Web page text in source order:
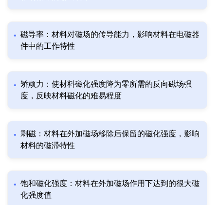
磁导率：材料对磁场的传导能力，影响材料在电磁器
件中的工作特性
矫顽力：使材料磁化强度降为零所需的反向磁场强
度，反映材料磁化的难易程度
剩磁：材料在外加磁场移除后保留的磁化强度，影响
材料的磁滞特性
饱和磁化强度：材料在外加磁场作用下达到的很大磁
化强度值